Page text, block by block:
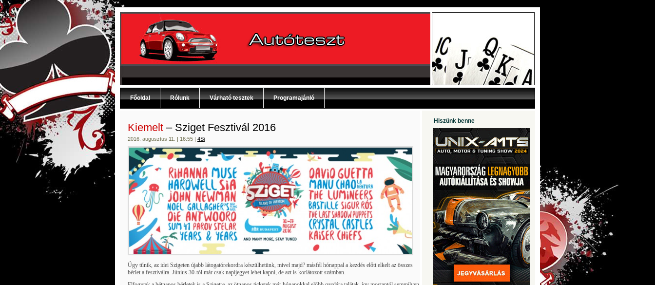
Főoldal Rólunk Várható tesztek Programajánló
Kiemelt – Sziget Fesztivál 2016
2016. augusztus 11. | 16:55 | 4Si
Úgy tűnik, az idei Szigeten újabb látogatórekordra készülhetünk, mivel majd? másfél hónappal a kezdés előtt elkelt az összes
bérlet a fesztiválra. Június 30-tól már csak napijegyet lehet kapni, de azt is korlátozott számban.
Hiszünk benne